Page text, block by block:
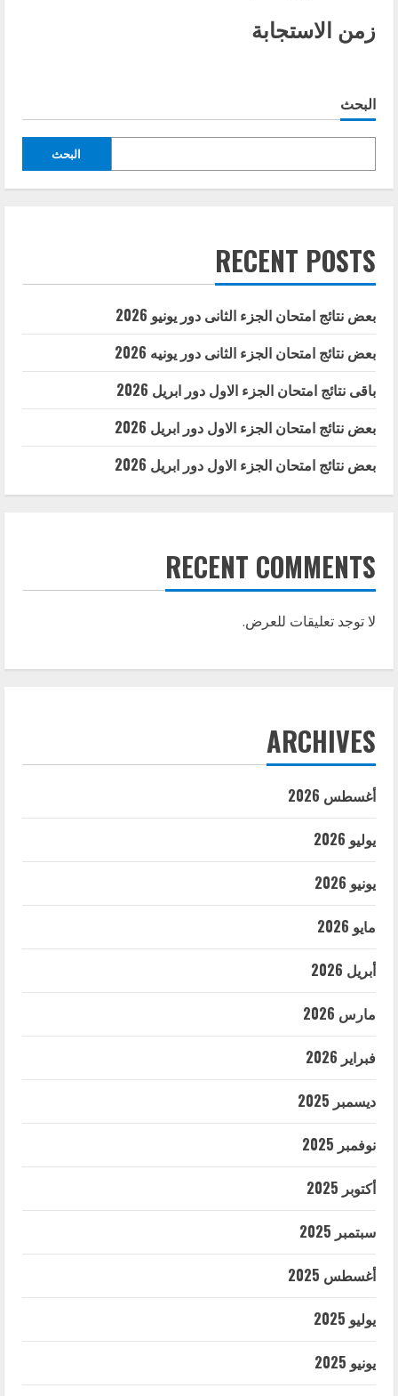
زمن الاستجابة
البحث
البحث
RECENT POSTS
بعض نتائج امتحان الجزء الثانى دور يونيو 2026
بعض نتائج امتحان الجزء الثانى دور يونيه 2026
باقى نتائج امتحان الجزء الاول دور ابريل 2026
بعض نتائج امتحان الجزء الاول دور ابريل 2026
بعض نتائج امتحان الجزء الاول دور ابريل 2026
RECENT COMMENTS
لا توجد تعليقات للعرض.
ARCHIVES
أغسطس 2026
يوليو 2026
يونيو 2026
مايو 2026
أبريل 2026
مارس 2026
فبراير 2026
ديسمبر 2025
نوفمبر 2025
أكتوبر 2025
سبتمبر 2025
أغسطس 2025
يوليو 2025
يونيو 2025